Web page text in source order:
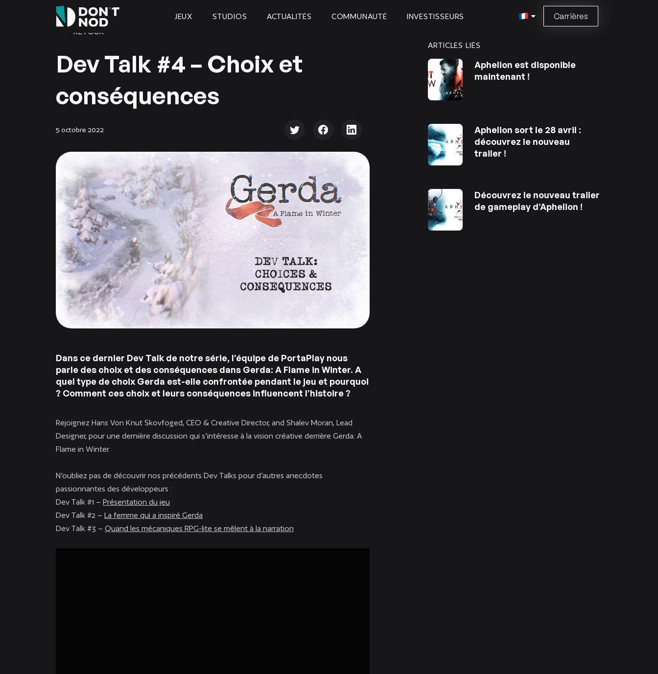
JEUX STUDIOS ACTUALITÉS COMMUNAUTÉ INVESTISSEURS Carrières
RETOUR
Dev Talk #4 – Choix et
conséquences
5 octobre 2022
Dans ce dernier Dev Talk de notre série, l’équipe de PortaPlay nous
parle des choix et des conséquences dans Gerda: A Flame in Winter. A
quel type de choix Gerda est-elle confrontée pendant le jeu et pourquoi
? Comment ces choix et leurs conséquences influencent l’histoire ?
Rejoignez Hans Von Knut Skovfoged, CEO & Creative Director, and Shalev Moran, Lead
Designer, pour une dernière discussion qui s’intéresse à la vision créative derrière Gerda: A
Flame in Winter.
N’oubliez pas de découvrir nos précédents Dev Talks pour d’autres anecdotes
passionnantes des développeurs :
Dev Talk #1 – Présentation du jeu
Dev Talk #2 – La femme qui a inspiré Gerda
Dev Talk #3 – Quand les mécaniques RPG-lite se mêlent à la narration
ARTICLES LIÉS
Aphelion est disponible
maintenant !
Aphelion sort le 28 avril :
découvrez le nouveau
trailer !
Découvrez le nouveau trailer
de gameplay d’Aphelion !